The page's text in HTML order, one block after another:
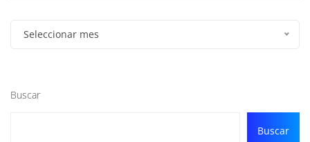
Seleccionar mes
Buscar
Buscar